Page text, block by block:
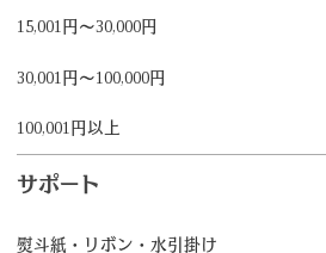
15,001円～30,000円
30,001円～100,000円
100,001円以上
サポート
熨斗紙・リボン・水引掛け